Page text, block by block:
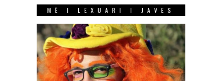
MË I LEXUARI I JAVES